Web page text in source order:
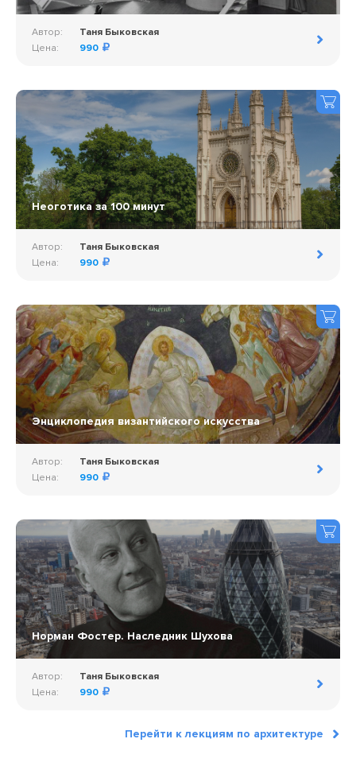
Автор:
Таня Быковская
Цена:
990
Неоготика за 100 минут
Автор:
Таня Быковская
Цена:
990
Энциклопедия византийского искусства
Автор:
Таня Быковская
Цена:
990
Норман Фостер. Наследник Шухова
Автор:
Таня Быковская
Цена:
990
Перейти к лекциям по архитектуре